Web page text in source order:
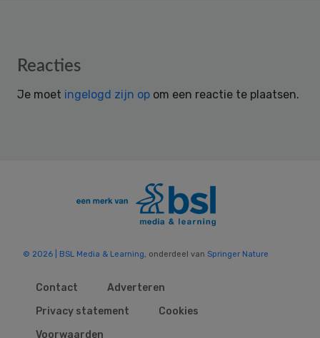
Reader
Reacties
Je moet ingelogd zijn op om een reactie te plaatsen.
© 2026 | BSL Media & Learning, onderdeel van Springer Nature
Contact
Adverteren
Privacy statement
Cookies
Voorwaarden